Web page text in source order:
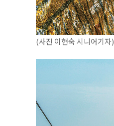
(사진 이현숙 시니어기자)